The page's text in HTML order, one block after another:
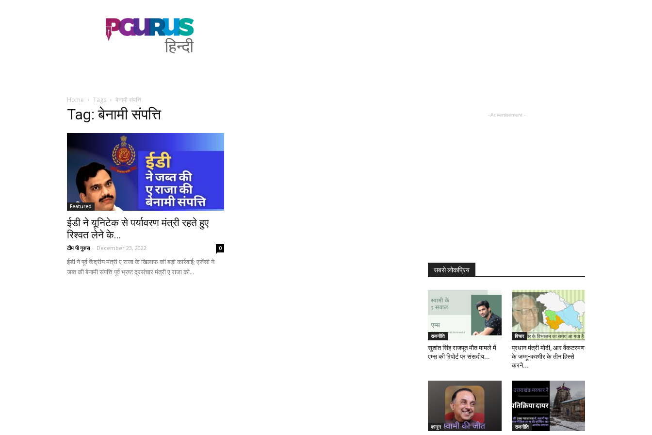
PGurus
Hindi
Home Tags बेनामी संपत्ति
Tag: बेनामी संपत्ति
Featured
ईडी ने यूनिटेक से पर्यावरण मंत्री रहते हुए
रिश्वत लेने के...
टीम पी गुरुस - December 23, 2022 0
ईडी ने पूर्व केंद्रीय मंत्री ए राजा के खिलाफ की बड़ी कार्रवाई; एजेंसी ने
जब्त की बेनामी संपत्ति पूर्व भ्रष्ट दूरसंचार मंत्री ए राजा को...
- Advertisement -
सबसे लोकप्रिय
राजनीति
सुशांत सिंह राजपूत मौत मामले में
एम्स की रिपोर्ट पर संसदीय...
विचार
प्रधान मंत्री मोदी, आर वेंकटरमण
के जम्मू-कश्मीर के तीन हिस्से
करने...
कानून राजनीति